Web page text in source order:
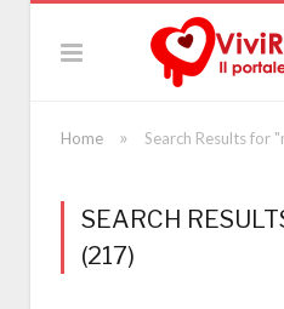
Home » Search Results for
SEARCH
(217)